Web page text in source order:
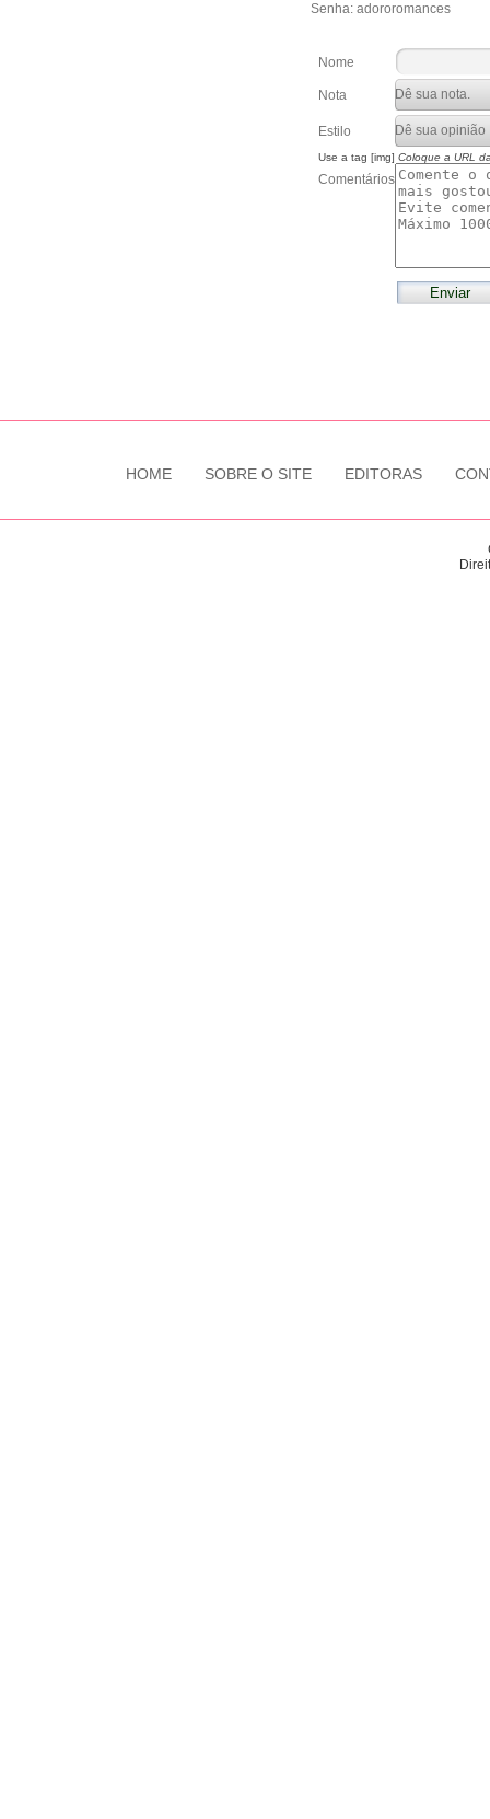
Senha: adororomances
Nome
Nota
Estilo
Use a tag [img] Coloque a URL
Comentários
HOME SOBRE O SITE EDITORAS